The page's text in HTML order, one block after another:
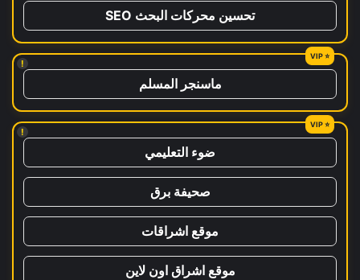
تحسين محركات البحث SEO
!
ماسنجر المسلم
!
ضوء التعليمي
صحيفة برق
موقع اشراقات
موقع اشراق اون لاين